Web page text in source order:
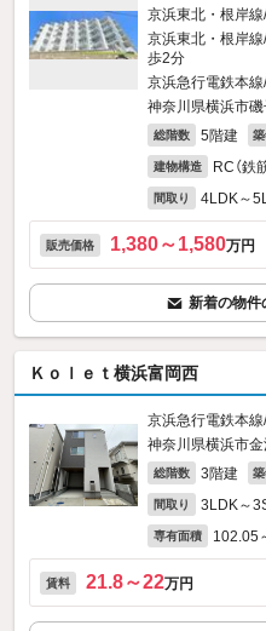
京浜東北・根岸
京浜東北・根岸
歩2分
京浜急行電鉄本
神奈川県横浜市
総階数 5階建
建物構造 RC（鉄
間取り 4LDK～
販売価格 1,380～1,580万円
新着の物件
Ｋｏｌｅｔ横浜富岡西
京浜急行電鉄本
神奈川県横浜市
総階数 3階建
間取り 3LDK～
専有面積 102.05
賃料 21.8～22万円